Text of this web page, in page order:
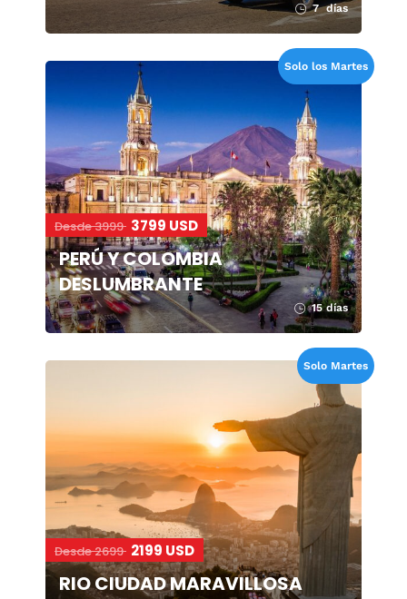
7 días
Solo los Martes
Desde 3999 3799 USD
PERÚ Y COLOMBIA
DESLUMBRANTE
15 días
Solo Martes
Desde 2699 2199 USD
RIO CIUDAD MARAVILLOSA